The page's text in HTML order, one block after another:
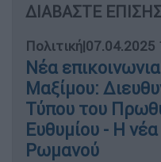
ΔΙΑΒΑΣΤΕ
Πολιτική|07.04.2025
Νέα
Μαξίμου:
Τύπου του
Ευθυμίου - Η
Ρωμανού